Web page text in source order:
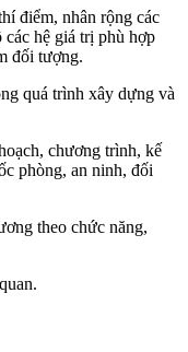
điểm, nhân rộng các
hệ giá trị phù hợp
đối tượng.
quá trình xây dựng và
chương trình, kế
phòng, an ninh, đối
theo chức năng,